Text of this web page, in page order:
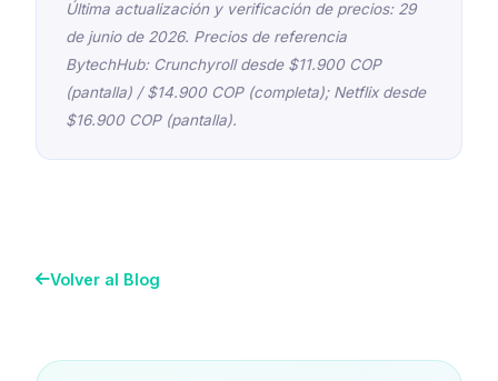
Última actualización y verificación de precios: 29
de junio de 2026. Precios de referencia
BytechHub: Crunchyroll desde $11.900 COP
(pantalla) / $14.900 COP (completa); Netflix desde
$16.900 COP (pantalla).
Volver al Blog